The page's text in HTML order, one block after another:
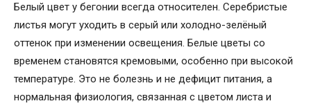
Белый цвет у бегонии всегда относителен. Серебристые
листья могут уходить в серый или холодно-зелёный
оттенок при изменении освещения. Белые цветы со
временем становятся кремовыми, особенно при высокой
температуре. Это не болезнь и не дефицит питания, а
нормальная физиология, связанная с цветом листа и